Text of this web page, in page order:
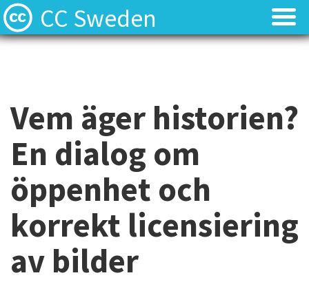
CC Sweden
Om oss
Nyheter
Kontakt
Om oss
Nyheter
Kontakt
Vem äger historien?
En dialog om
öppenhet och
korrekt licensiering
av bilder